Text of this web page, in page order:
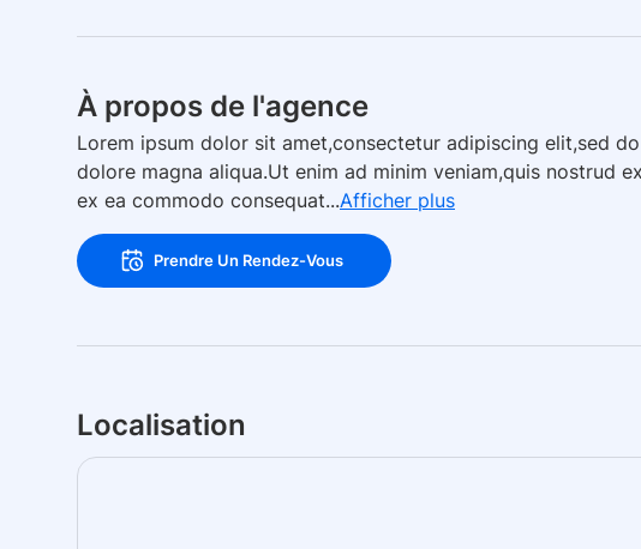
À propos de l'agence
Lorem ipsum dolor sit amet,consectetur adipiscing elit,sed
dolore magna aliqua.Ut enim ad minim veniam,quis nostrud
ex ea commodo consequat...Afficher plus
Prendre Un Rendez-Vous
Localisation